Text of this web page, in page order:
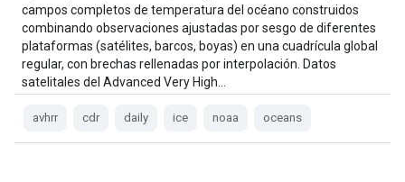
campos completos de temperatura del océano construidos
combinando observaciones ajustadas por sesgo de diferentes
plataformas (satélites, barcos, boyas) en una cuadrícula global
regular, con brechas rellenadas por interpolación. Datos
satelitales del Advanced Very High…
avhrr cdr daily ice noaa oceans